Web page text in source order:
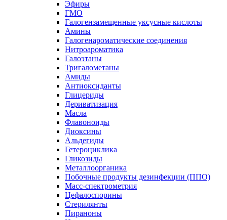
Эфиры
ГМО
Галогензамещенные уксусные кислоты
Амины
Галогенароматические соединения
Нитроароматика
Галоэтаны
Тригалометаны
Амиды
Антиоксиданты
Глицериды
Дериватизация
Масла
Флавоноиды
Диоксины
Альдегиды
Гетероциклика
Гликозиды
Металлоорганика
Побочные продукты дезинфекции (ППО)
Масс-спектрометрия
Цефалоспорины
Стерилянты
Пираноны